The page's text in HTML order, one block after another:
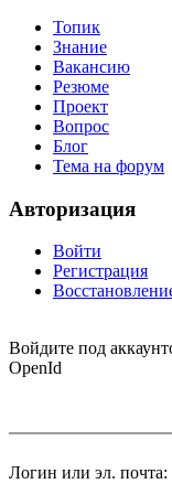
Топик
Знание
Вакансию
Резюме
Проект
Вопрос
Блог
Тема на форум
Авторизация
Войти
Регистрация
Войдите под
OpenId
Логин или эл. почта: